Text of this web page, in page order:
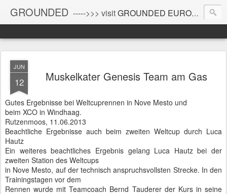
GROUNDED ----->>> visitGROUNDED EUROPE
JUN
12 Muskelkater Genesis Team am Gas
Gutes Ergebnisse bei Weltcuprennen in Nove Mesto und
beim XCO in Windhaag.
Rutzenmoos, 11.06.2013
Beachtliche Ergebnisse auch beim zweiten Weltcup durch Luca
Hautz
Ein weiteres beachtliches Ergebnis gelang Luca Hautz bei der
zweiten Station des Weltcups
in Nove Mesto, auf der technisch anspruchsvollsten Strecke. In den
Trainingstagen vor dem
Rennen wurde mit Teamcoach Bernd Tauderer der Kurs in seine